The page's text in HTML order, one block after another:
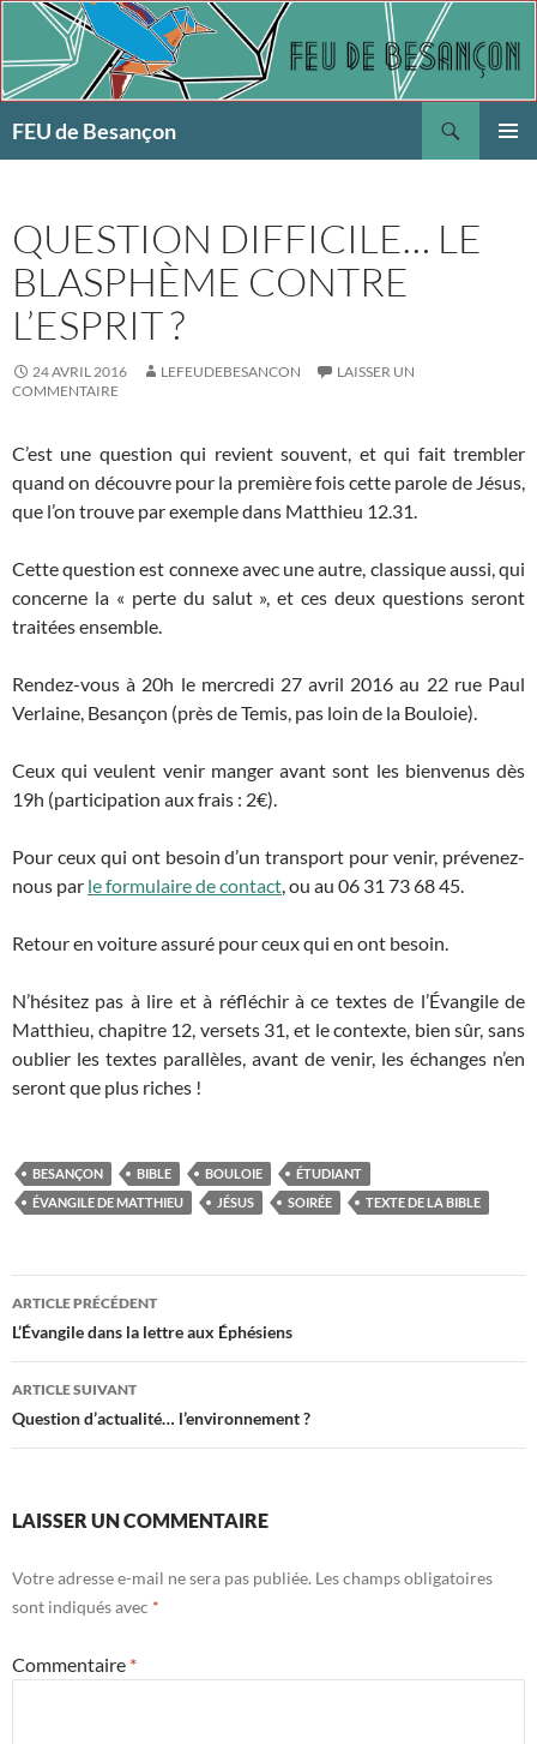
Aller
contenu
FEU de Besançon
QUESTION DIFFICILE… LE
BLASPHÈME CONTRE
L’ESPRIT ?
24 AVRIL 2016 LEFEUDEBESANCON
LAISSER UN
COMMENTAIRE
C’est une question qui revient souvent, et qui fait trembler
quand on découvre pour la première fois cette parole de Jésus,
que l’on trouve par exemple dans Matthieu 12.31.
Cette question est connexe avec une autre, classique aussi, qui
concerne la « perte du salut », et ces deux questions seront
traitées ensemble.
Rendez-vous à 20h le mercredi 27 avril 2016 au 22 rue Paul
Verlaine, Besançon (près de Temis, pas loin de la Bouloie).
Ceux qui veulent venir manger avant sont les bienvenus dès
19h (participation aux frais : 2€).
Pour ceux qui ont besoin d’un transport pour venir, prévenez-
nous par le formulaire de contact, ou au 06 31 73 68 45.
Retour en voiture assuré pour ceux qui en ont besoin.
N’hésitez pas à lire et à réfléchir à ce textes de l’Évangile de
Matthieu, chapitre 12, versets 31, et le contexte, bien sûr, sans
oublier les textes parallèles, avant de venir, les échanges n’en
seront que plus riches !
BESANÇON BIBLE BOULOIE
ÉTUDIANT
ÉVANGILE DE MATTHIEU
JÉSUS SOIRÉE TEXTE DE LA BIBLE
Navigation
des
articles
ARTICLE PRÉCÉDENT
L’Évangile dans la lettre aux Éphésiens
ARTICLE SUIVANT
Question d’actualité… l’environnement ?
LAISSER UN COMMENTAIRE
Votre adresse e-mail ne sera pas publiée. Les champs obligatoires
sont indiqués avec *
Commentaire *